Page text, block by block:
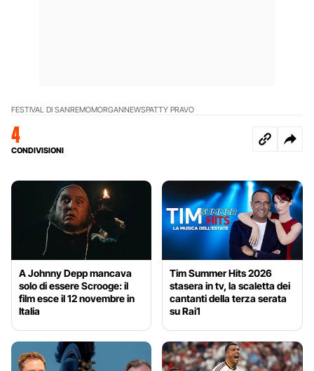
FESTIVAL DI SANREMOMORGANNEWSPATTY PRAVO
4
CONDIVISIONI
A Johnny Depp mancava
solo di essere Scrooge: il
film esce il 12 novembre in
Italia
Tim Summer Hits 2026
stasera in tv, la scaletta dei
cantanti della terza serata
su Rai1